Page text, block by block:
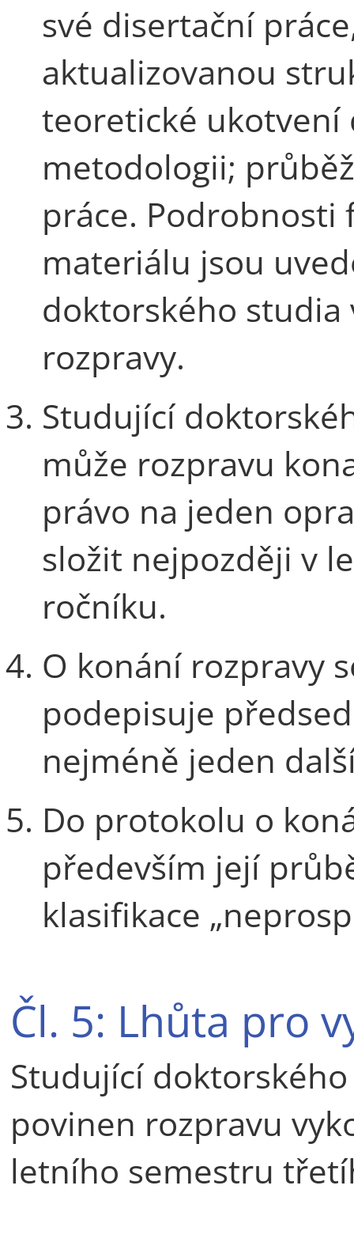
své disertační
aktualizovanou
teoretické ukotvení
metodologii;
práce.
materiálu jsou
doktorského
rozpravy.
Studující
může rozpravu
právo na jeden
složit nejpozději v
ročníku.
O konání rozpravy
podepisuje
nejméně jeden
Do protokolu o
především její
klasifikace
Čl. 5: Lhůta pro
Studující
povinen rozpravu
letního semestru